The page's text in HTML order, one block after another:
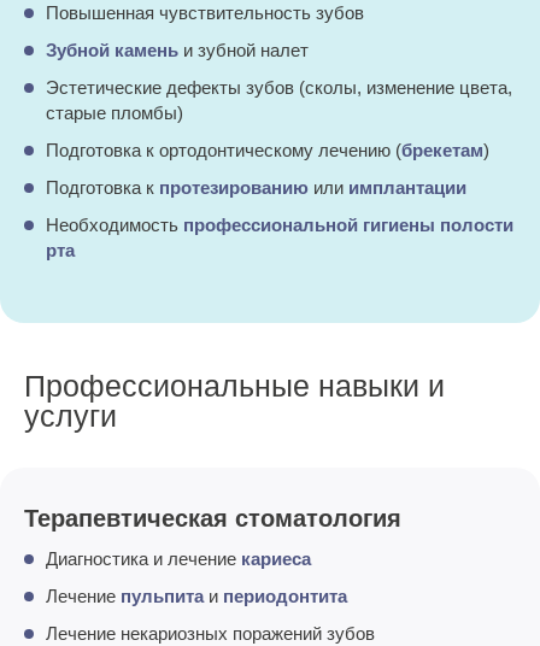
Повышенная чувствительность зубов
Зубной камень и зубной налет
Эстетические дефекты зубов (сколы, изменение цвета,
старые пломбы)
Подготовка к ортодонтическому лечению (брекетам)
Подготовка к протезированию или имплантации
Необходимость профессиональной гигиены полости
рта
Профессиональные навыки и
услуги
Терапевтическая стоматология
Диагностика и лечение кариеса
Лечение пульпита и периодонтита
Лечение некариозных поражений зубов